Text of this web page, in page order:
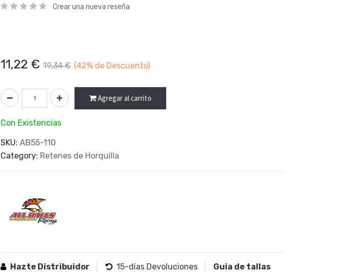
Crear una nueva reseña
11,22 € 19,34€ (42% de Descuento)
Agregar al carrito
Con Existencias
SKU: AB55-110
Category: Retenes de Horquilla
Hazte Distribuidor 15-días Devoluciones Guia de tallas